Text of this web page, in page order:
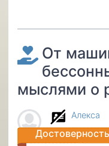
От
мыслями о
Алексa